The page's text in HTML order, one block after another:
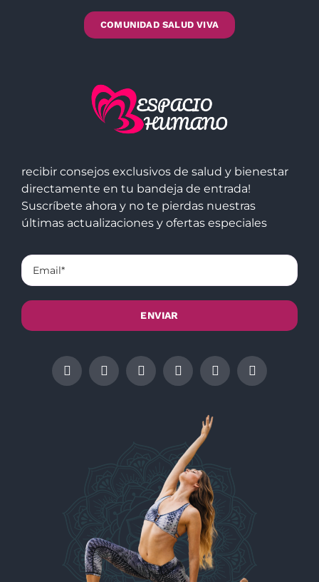
COMUNIDAD SALUD VIVA
recibir consejos exclusivos de salud y bienestar
directamente en tu bandeja de entrada!
Suscríbete ahora y no te pierdas nuestras
últimas actualizaciones y ofertas especiales